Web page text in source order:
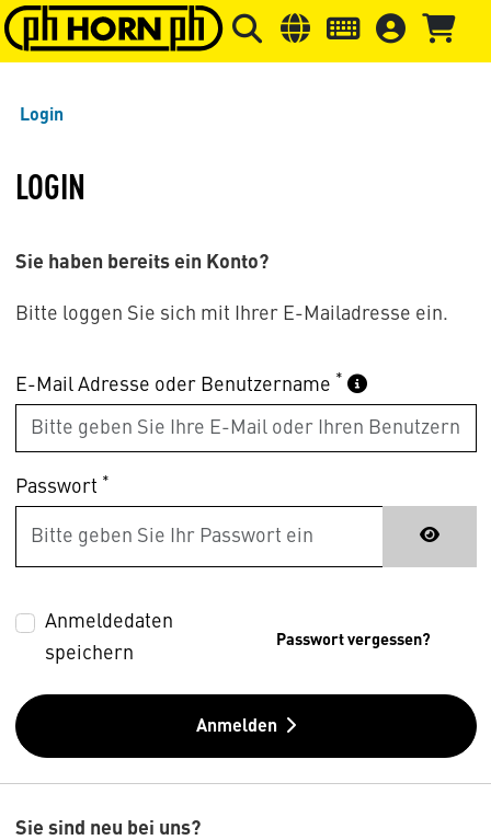
Springe zu Hauptinhalt Springe zum Header Springe
Login
LOGIN
Sie haben bereits ein Konto?
Bitte loggen Sie sich mit Ihrer E-Mailadresse ein.
E-Mail Adresse oder Benutzername *
Passwort *
Anmeldedaten
speichern
Passwort vergessen?
Anmelden
Sie sind neu bei uns?